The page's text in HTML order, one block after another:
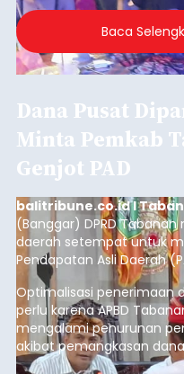
Baca
Dana Pusat
Minta Pemkab
Genjot PAD
balitribune.co.id I
(Banggar) DPRD
daerah setempat untuk
Pendapatan Asli Daerah
anggaran 2027.
Optimalisasi penerimaan
perlu karena APBD
mengalami penurunan
akibat pemangkasan
Daerah (TKD) dari